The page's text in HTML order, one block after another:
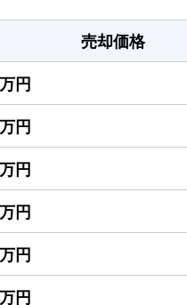
売却価格
円
円
円
円
円
円